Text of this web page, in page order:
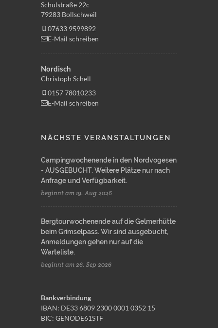
Schulstraße 22c
79283 Bollschweil
07633 9599892
E-Mail schreiben
Nordisch
Christoph Schell
0157 78010233
E-Mail schreiben
NÄCHSTE VERANSTALTUNGEN
Campingwochenende in den Nordvogesen
- AUSGEBUCHT. Weitere Plätze nur nach
Anfrage und Verfügbarkeit.
beginnt am 19. Aug 2026
Bergtourwochenende auf die Gelmerhütte
beim Grimselpass. Wir sind ausgebucht,
Anmeldungen gehen nur auf die
Warteliste.
beginnt am 26. Sep 2026
Bankverbindung
IBAN: DE33 6809 2300 0001 0352 15
BIC: GENODE61STF